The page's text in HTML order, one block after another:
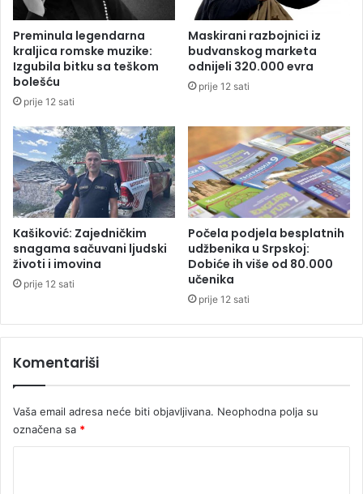
o
9
3
.
0
j
u
d
i
Preminula legendarna
kraljica romske muzike:
Izgubila bitku sa teškom
bolešću
prije 12 sati
Maskirani razbojnici iz
budvanskog marketa
odnijeli 320.000 evra
prije 12 sati
Kašiković: Zajedničkim
snagama sačuvani ljudski
životi i imovina
prije 12 sati
Počela podjela besplatnih
udžbenika u Srpskoj:
Dobiće ih više od 80.000
učenika
prije 12 sati
Komentariši
Vaša email adresa neće biti objavljivana. Neophodna polja su
označena sa *